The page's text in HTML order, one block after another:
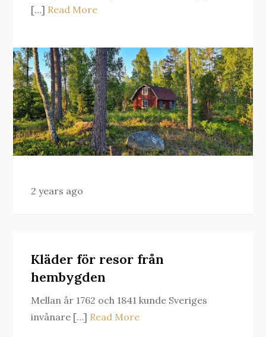
[…] Read More
2 years ago
Kläder för resor från
hembygden
Mellan år 1762 och 1841 kunde Sveriges
invånare […] Read More